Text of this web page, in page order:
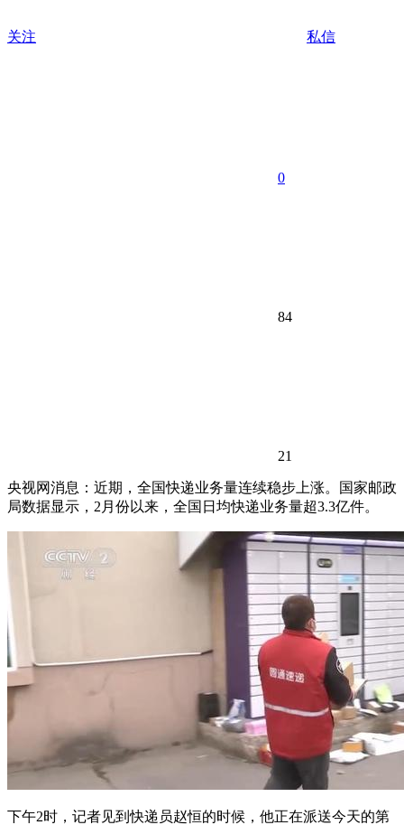
关注 私信
0
84
21
央视网消息：近期，全国快递业务量连续稳步上涨。国家邮政
局数据显示，2月份以来，全国日均快递业务量超3.3亿件。
下午2时，记者见到快递员赵恒的时候，他正在派送今天的第